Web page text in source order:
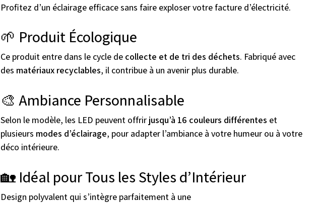
Profitez d’un éclairage efficace sans faire exploser votre facture d’électricité.
🌱 Produit Écologique
Ce produit entre dans le cycle de collecte et de tri des déchets. Fabriqué avec
des matériaux recyclables, il contribue à un avenir plus durable.
🎨 Ambiance Personnalisable
Selon le modèle, les LED peuvent offrir jusqu’à 16 couleurs différentes et
plusieurs modes d’éclairage, pour adapter l’ambiance à votre humeur ou à votre
déco intérieure.
🏡 Idéal pour Tous les Styles d’Intérieur
Design polyvalent qui s’intègre parfaitement à une